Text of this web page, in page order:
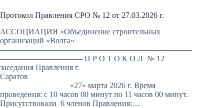
Протокол Правления СРО № 12 от 27.03.2026 г.
АССОЦИАЦИЯ «Объединение строительных
организаций «Волга»
————————————————————————
——————————- П Р О Т О К О Л № 12
заседания Правления г.
Саратов
«27» марта 2026 г. Время
проведения: с 10 часов 00 минут по 11 часов 00 минут.
Присутствовали 6 членов Правления:…